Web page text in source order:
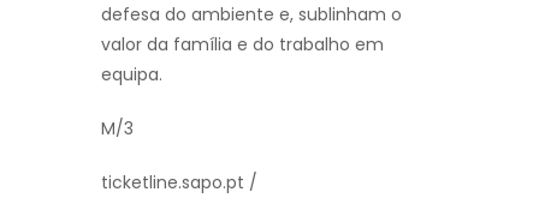
defesa do ambiente e, sublinham o
valor da família e do trabalho em
equipa.
M/3
ticketline.sapo.pt /